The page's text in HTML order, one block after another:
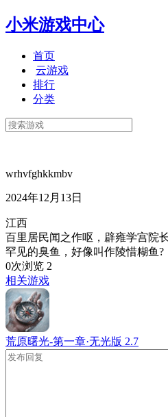
小米游戏中心
首页
云游戏
排行
分类
wrhvfghkkmbv
2024年12月13日
江西
百里居民闻之作呕，辟雍学宫院
罕见的臭鱼，好像叫作陵惜糊鱼?
0次浏览 2
相关游戏
荒原曙光-第一章·无光版 2.7